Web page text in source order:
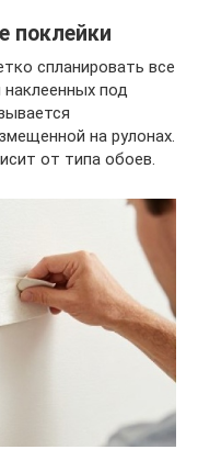
поклейки
спланировать все
под
на рулонах.
от типа обоев.